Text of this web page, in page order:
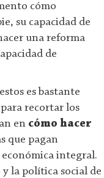
cómo
su capacidad de
una reforma
de
es bastante
recortar los
en cómo hacer
que pagan
económica integral.
la política social de